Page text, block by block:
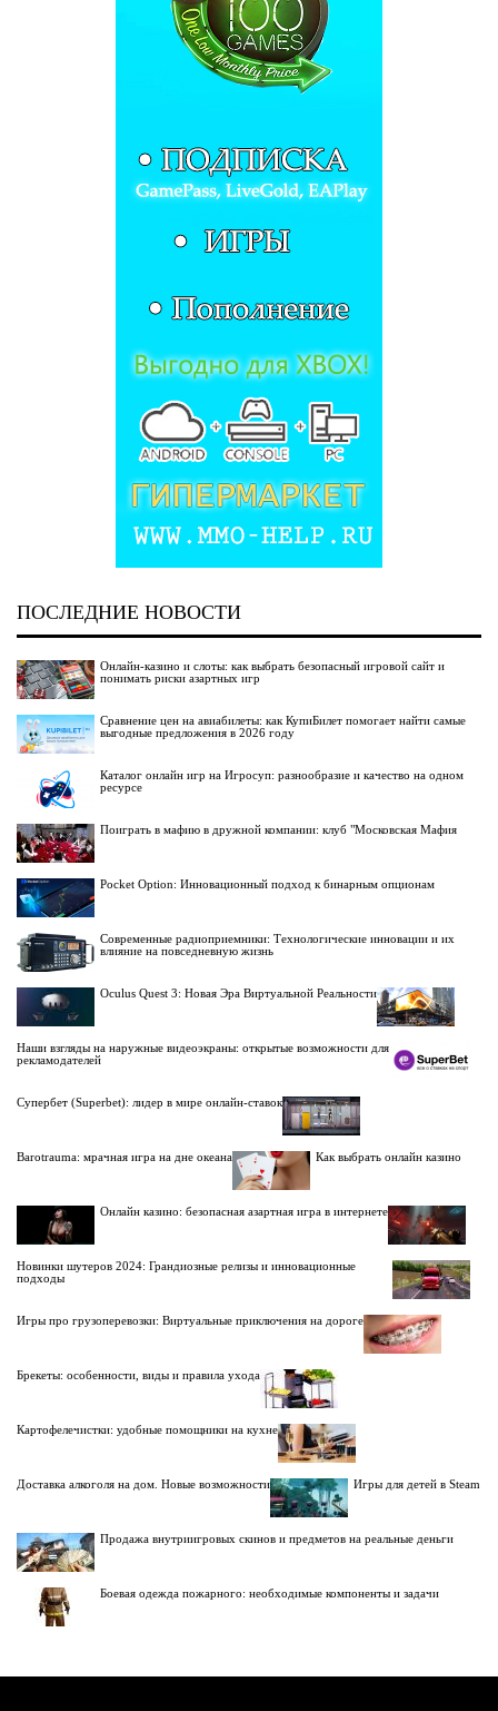
ПОСЛЕДНИЕ НОВОСТИ
Онлайн-казино и слоты: как выбрать безопасный игровой сайт и
понимать риски азартных игр
Сравнение цен на авиабилеты: как КупиБилет помогает найти самые
выгодные предложения в 2026 году
Каталог онлайн игр на Игросуп: разнообразие и качество на одном
ресурсе
Поиграть в мафию в дружной компании: клуб "Московская Мафия
Pocket Option: Инновационный подход к бинарным опционам
Современные радиоприемники: Технологические инновации и их
влияние на повседневную жизнь
Oculus Quest 3: Новая Эра Виртуальной Реальности
Наши взгляды на наружные видеоэкраны: открытые возможности для
рекламодателей
Супербет (Superbet): лидер в мире онлайн-ставок
Barotrauma: мрачная игра на дне океана Как выбрать онлайн казино
Онлайн казино: безопасная азартная игра в интернете
Новинки шутеров 2024: Грандиозные релизы и инновационные
подходы
Игры про грузоперевозки: Виртуальные приключения на дороге
Брекеты: особенности, виды и правила ухода
Картофелечистки: удобные помощники на кухне
Доставка алкоголя на дом. Новые возможности Игры для детей в Steam
Продажа внутриигровых скинов и предметов на реальные деньги
Боевая одежда пожарного: необходимые компоненты и задачи